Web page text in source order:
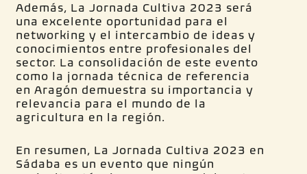
Además, La Jornada Cultiva 2023 será
una excelente oportunidad para el
networking y el intercambio de ideas y
conocimientos entre profesionales del
sector. La consolidación de este evento
como la jornada técnica de referencia
en Aragón demuestra su importancia y
relevancia para el mundo de la
agricultura en la región.
En resumen, La Jornada Cultiva 2023 en
Sádaba es un evento que ningún